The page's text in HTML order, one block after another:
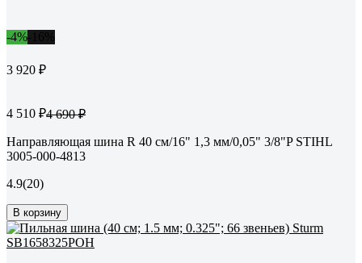
-4%
3 920 ₽
4 510 ₽4 690 ₽
Направляющая шина R 40 см/16" 1,3 мм/0,05" 3/8"P STIHL
3005-000-4813
4.9(20)
В корзину